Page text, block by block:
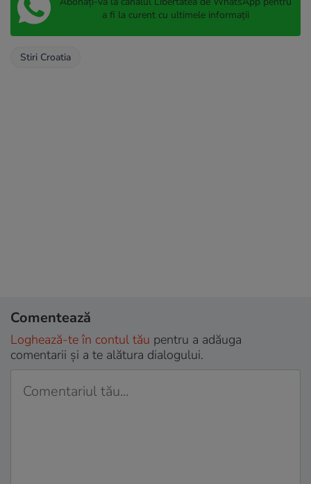
a fi la curent cu ultimele informații
Stiri Croatia
Comentează
Loghează-te în contul tău pentru a adăuga
comentarii și a te alătura dialogului.